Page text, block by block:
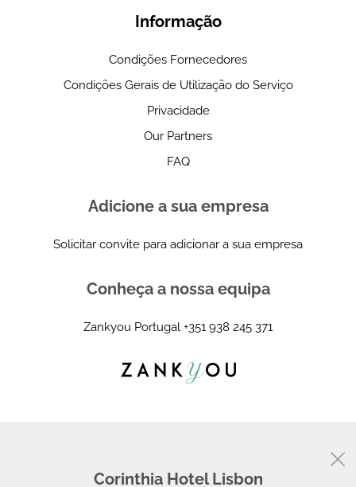
Corinthia Hotel Lisbon
Informação
Condições Fornecedores
Condições Gerais de Utilização do Serviço
Privacidade
Our Partners
FAQ
Adicione a sua empresa
Solicitar convite para adicionar a sua empresa
Conheça a nossa equipa
Zankyou Portugal +351 938 245 371